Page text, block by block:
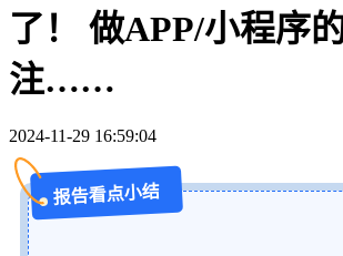
了！ 做APP/小程序
注……
2024-11-29 16:59:04
报告看点小结